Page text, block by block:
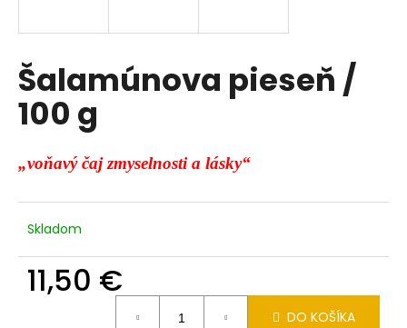
Šalamúnova pieseň /
100 g
„voňavý čaj zmyselnosti a lásky“
Skladom
11,50 €
DO KOŠÍKA
s
ť
?
O